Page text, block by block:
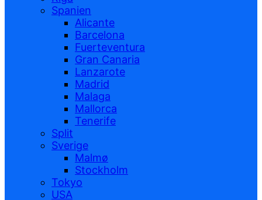
Spanien
Alicante
Barcelona
Fuerteventura
Gran Canaria
Lanzarote
Madrid
Malaga
Mallorca
Tenerife
Split
Sverige
Malmø
Stockholm
Tokyo
USA